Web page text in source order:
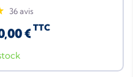
36 avis
€ TTC